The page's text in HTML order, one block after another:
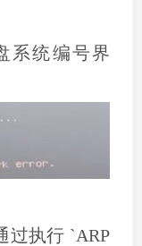
系统编号界
过执行 `ARP